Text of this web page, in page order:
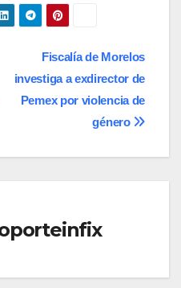
Fiscalía de Morelos
investiga a exdirector de
Pemex por violencia de
género